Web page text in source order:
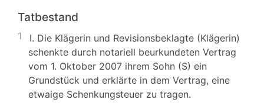
Tatbestand
1
I. Die Klägerin und Revisionsbeklagte (Klägerin)
schenkte durch notariell beurkundeten Vertrag
vom 1. Oktober 2007 ihrem Sohn (S) ein
Grundstück und erklärte in dem Vertrag, eine
etwaige Schenkungsteuer zu tragen.